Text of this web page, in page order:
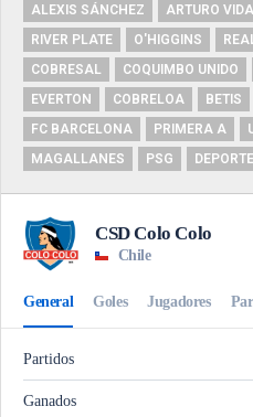
ALEXIS SÁNCHEZ
ARTURO
RIVER PLATE
O'HIGGINS
COBRESAL
COQUIMBO UNIDO
EVERTON
COBRELOA BETIS
FC BARCELONA
PRIMERA A
MAGALLANES
PSG